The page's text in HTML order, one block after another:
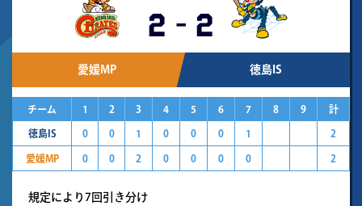
2 - 2
愛媛MP 徳島IS
チーム 1 2 3 4 5 6 7 8 9 計
徳島IS 0 0 1 0 0 0 1 2
愛媛MP 0 0 2 0 0 0 0 2
規定により7回引き分け